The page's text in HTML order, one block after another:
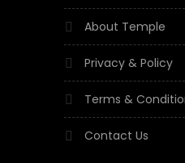
About Temple
Privacy & Policy
Terms &
Contact Us